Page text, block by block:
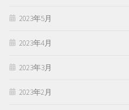
2023年5月
2023年4月
2023年3月
2023年2月